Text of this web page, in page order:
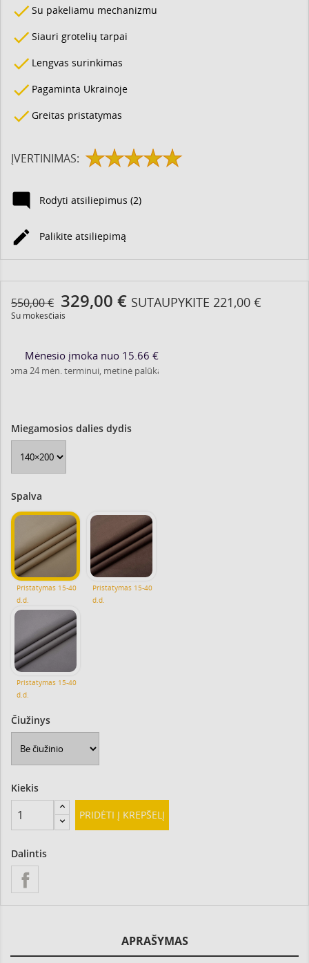
done Su pakeliamu mechanizmu
done Siauri grotelių tarpai
done Lengvas surinkimas
done Pagaminta Ukrainoje
done Greitas pristatymas
ĮVERTINIMAS:
 Rodyti atsiliepimus (2)
 Palikite atsiliepimą
329,00 € SUTAUPYKITE 221,00 €
550,00 €
Su mokesčiais
Mėnesio įmoka nuo 15.66 €
terminui, metinė palūkanų norma – 6.9%, sutarties sudarymo
Miegamosios dalies dydis
Spalva
B05
Pristatymas 15-40
d.d.
B08
Pristatymas 15-40
d.d.
B18
Pristatymas 15-40
d.d.
Čiužinys
Kiekis
PRIDĖTI Į KREPŠELĮ
Dalintis
APRAŠYMAS